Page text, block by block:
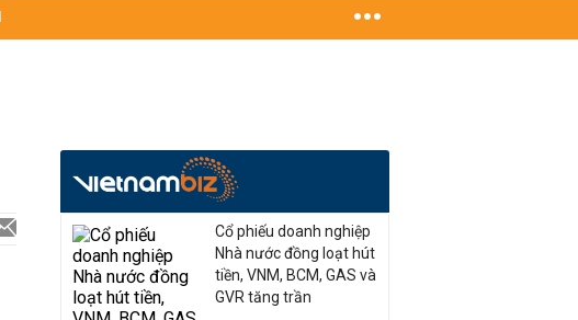
Cổ phiếu doanh nghiệp
Nhà nước đồng loạt hút
tiền, VNM, BCM, GAS và
GVR tăng trần